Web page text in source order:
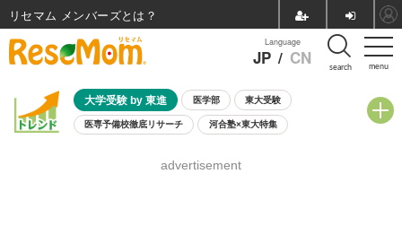
menu
Language
JP / CN search
大学受験 by 東進 医学部 東大受験
医専予備校徹底リサーチ 河合塾×東大特集
8月開催学校説明会・相談会
advertisement
リセマム メンバーズ